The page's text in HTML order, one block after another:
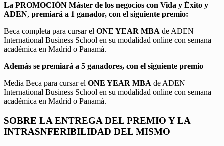
La PROMOCIÓN Máster de los negocios con Vida y Éxito y
ADEN, premiará a 1 ganador, con el siguiente premio:
Beca completa para cursar el ONE YEAR MBA de ADEN
International Business School en su modalidad online con semana
académica en Madrid o Panamá.
Además se premiará a 5 ganadores, con el siguiente premio
Media Beca para cursar el ONE YEAR MBA de ADEN
International Business School en su modalidad online con semana
académica en Madrid o Panamá.
SOBRE LA ENTREGA DEL PREMIO Y LA
INTRASNFERIBILIDAD DEL MISMO